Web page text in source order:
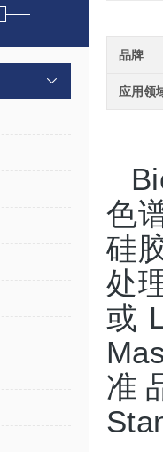
品牌
应用领
色
硅
处
或
准